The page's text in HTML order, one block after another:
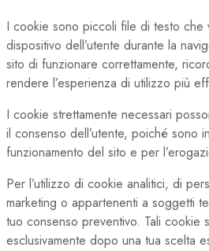
I cookie sono piccoli file di testo che
dispositivo dell’utente durante la
sito di funzionare correttamente,
rendere l’esperienza di utilizzo più
I cookie strettamente necessari
il consenso dell’utente, poiché sono
funzionamento del sito e per
Per l’utilizzo di cookie analitici, di
marketing o appartenenti a soggetti
tuo consenso preventivo. Tali cookie
esclusivamente dopo una tua scelta